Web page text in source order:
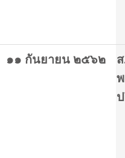
๑๑ กันยายน ๒๕๖๒